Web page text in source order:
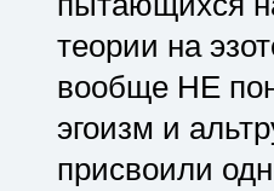
теории на
вообще НЕ
эгоизм и
присвоили